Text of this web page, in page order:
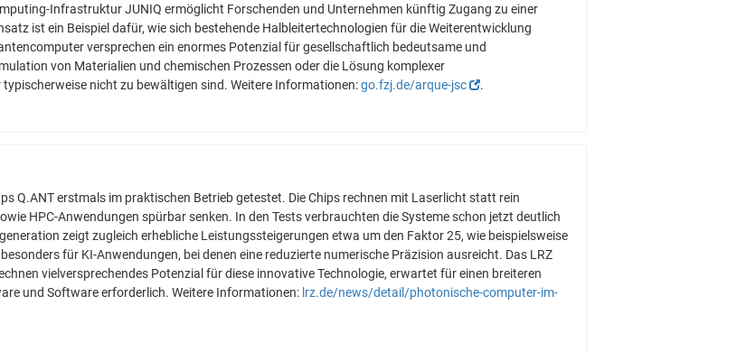
Infrastruktur JUNIQ ermöglicht Forschenden und Unternehmen künftig Zugang zu einer
ist ein Beispiel dafür, wie sich bestehende Halbleitertechnologien für die Weiterentwicklung
versprechen ein enormes Potenzial für gesellschaftlich bedeutsame und
von Materialien und chemischen Prozessen oder die Lösung komplexer
nicht zu bewältigen sind. Weitere Informationen:go.fzj.de/arque-jsc .
Q.ANT erstmals im praktischen Betrieb getestet. Die Chips rechnen mit Laserlicht statt rein
HPC-Anwendungen spürbar senken. In den Tests verbrauchten die Systeme schon jetzt deutlich
zeigt zugleich erhebliche Leistungssteigerungen etwa um den Faktor 25, wie beispielsweise
für KI-Anwendungen, bei denen eine reduzierte numerische Präzision ausreicht. Das LRZ
vielversprechendes Potenzial für diese innovative Technologie, erwartet für einen breiteren
und Software erforderlich. Weitere Informationen: lrz.de/news/detail/photonische-computer-im-